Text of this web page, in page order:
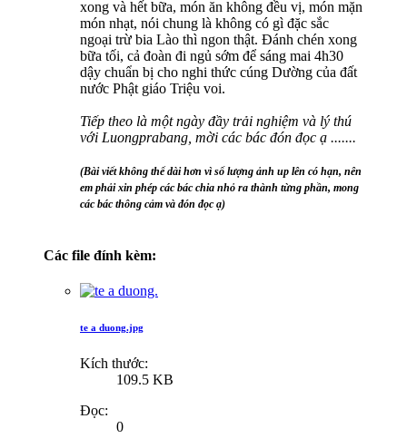
xong và hết bữa, món ăn không đều vị, món mặn
món nhạt, nói chung là không có gì đặc sắc
ngoại trừ bia Lào thì ngon thật. Đánh chén xong
bữa tối, cả đoàn đi ngủ sớm để sáng mai 4h30
dậy chuẩn bị cho nghi thức cúng Dường của đất
nước Phật giáo Triệu voi.
Tiếp theo là một ngày đầy trải nghiệm và lý thú
với Luongprabang, mời các bác đón đọc ạ .......
(Bài viết không thể dài hơn vì số lượng ảnh up lên có hạn, nên
em phải xin phép các bác chia nhỏ ra thành từng phần, mong
các bác thông cảm và đón đọc ạ)
Các file đính kèm:
te a duong.jpg
Kích thước:
109.5 KB
Đọc:
0